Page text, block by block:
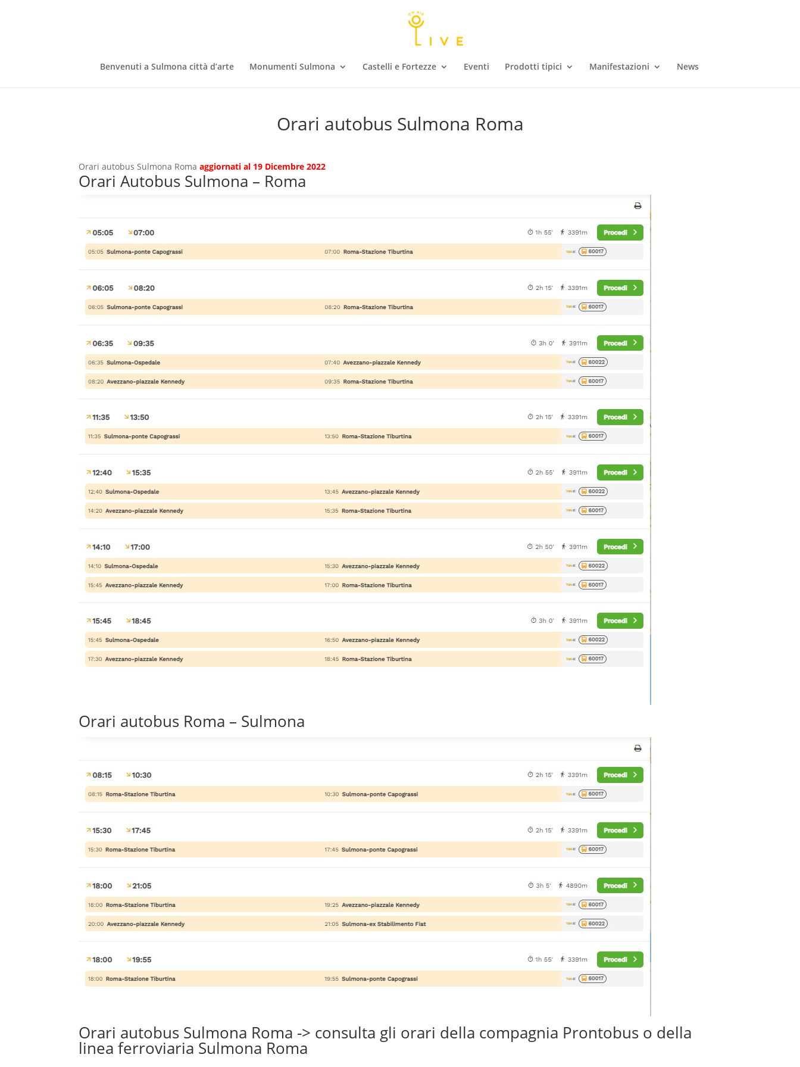
Benvenuti a Sulmona città d’arte Monumenti Sulmona Castelli e Fortezze Eventi Prodotti tipici Manifestazioni News
Orari autobus Sulmona Roma
Orari autobus Sulmona Roma aggiornati al 19 Dicembre 2022
Orari Autobus Sulmona – Roma
Orari autobus Roma – Sulmona
Orari autobus Sulmona Roma -> consulta gli orari della compagnia Prontobus o della
linea ferroviaria Sulmona Roma